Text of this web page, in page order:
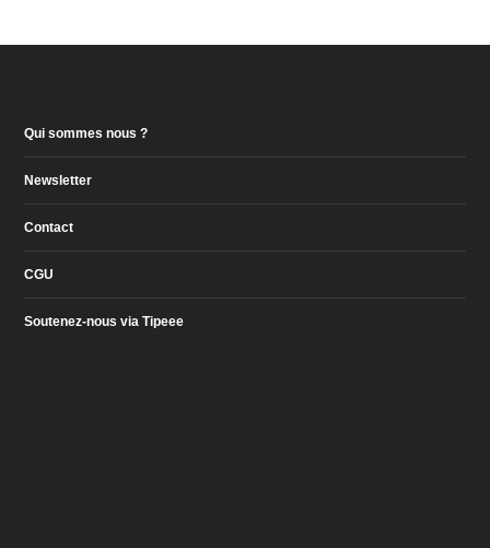
Qui sommes nous ?
Newsletter
Contact
CGU
Soutenez-nous via Tipeee